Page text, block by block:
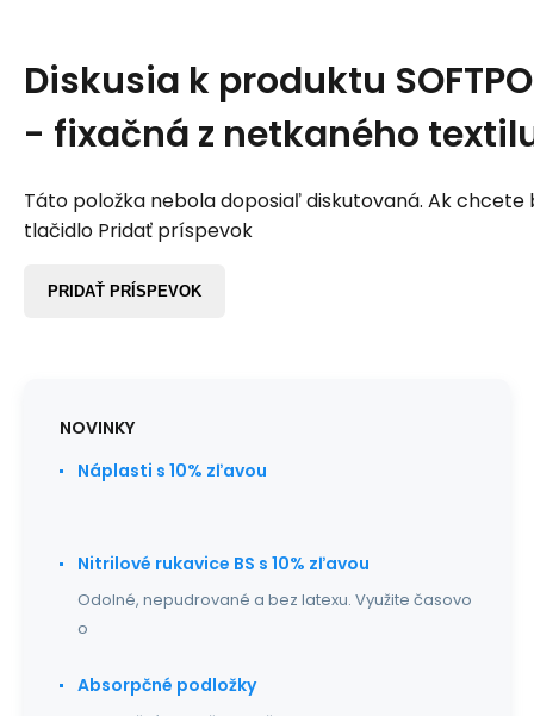
Diskusia k produktu
- fixačná z netkaného
Táto položka nebola doposiaľ diskutovaná. Ak chcete
tlačidlo Pridať príspevok
PRIDAŤ PRÍSPEVOK
NOVINKY
Náplasti s 10% zľavou
Nitrilové rukavice BS s 10% zľavou
Odolné, nepudrované a bez latexu. Využite časovo
o
Absorpčné podložky